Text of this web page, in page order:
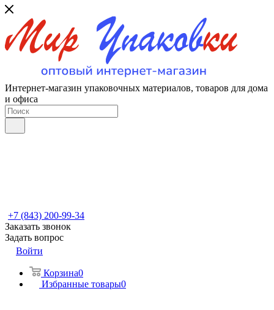
Интернет-магазин упаковочных материалов, товаров для дома
и офиса
+7 (843) 200-99-34
Заказать звонок
Задать вопрос
Войти
Корзина0
Избранные товары0